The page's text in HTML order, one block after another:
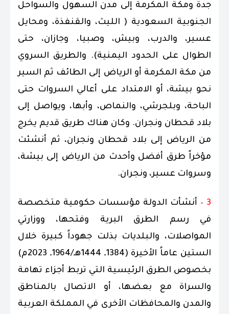
جدة ومكة المكرمة إلى مدن السهول والسواحل
الجنوبية السعودية ( الليث، والقنفذة، ومحايل
عسير، والدرب، وبيش، وصبيا، وجازان، حتى
الطوال على الحدود اليمنية). والطريق السروي
من مكة المكرمة أو الرياض إلى الطائف ثم السير
نحو بيشة، أو الامتداد على أعالي السروات حتى
الباحة، وبلجرشي، والنماص، وأبها، ويواصل إلى
بلاد قحطان ونجران. وكان هناك طريق قديم يخرج
من الرياض إلى بلاد قحطان ونجران، ثم أنشئت
مؤخراً طرق أفضل وأحدث من الرياض إلى بيشة،
وسروات عسير، ونجران.
3 –
أنشأت الدولة مؤسسات حكومية متخصصة
في رسم الطرق البرية وفتحها، ووزارتي
المواصلات، والبلديات بذلت جهوداً كبيرة خلال
الستين عاماً الأخيرة (1384ـ 1444هـ/1964ـ 2023م)
بخصوص الطرق الرئيسية التي تربط أجزاء تهامة
والسراة مع بعضها، أو الاتصال بالمناطق
والمدن والمحافظات الأخرى في المملكة العربية